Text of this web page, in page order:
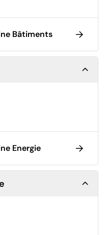
Bâtiments
Energie